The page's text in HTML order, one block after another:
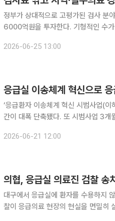
정부가 상대적으로 고평가된 검사 분
6000억원을 투자한다. 기형적인 수가
2026-06-25 13:00
응급실 이송체계 혁신으로
‘응급환자 이송체계 혁신 시범사업(
간이 대폭 단축됐다. 또 시범사업 3개월간
로 활용해 응급실 이송이 지연되는 문
2026-06-21 12:00
의협, 응급실 의료진 검찰 송
대구에서 응급실에 환자를 수용하지
찰이 응급의료 현장의 현실을 면밀히